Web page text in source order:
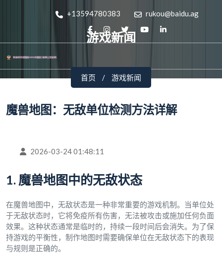
+13594780383 rukou@baidu.ag
游戏新闻
首页 游戏新闻
魔兽地图：无敌单位检测方法详解
2026-03-24 01:48:11
1. 魔兽地图中的无敌状态
在魔兽地图中，无敌状态是一种非常重要的游戏机制。当单位处
于无敌状态时，它将免疫所有伤害，无法被攻击或施加任何负面
效果。这种状态通常是临时的，持续一段时间后会消失。为了保
持游戏的平衡性，制作地图时需要确保单位在无敌状态下的表现
与规则是正确的。